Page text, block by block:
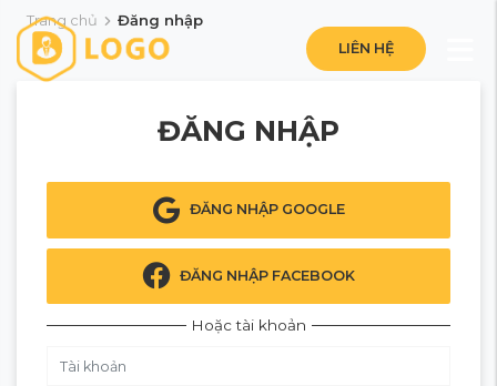
LIÊN HỆ
Trang chủ Đăng nhập
ĐĂNG NHẬP
ĐĂNG NHẬP GOOGLE
ĐĂNG NHẬP FACEBOOK
Hoặc tài khoản